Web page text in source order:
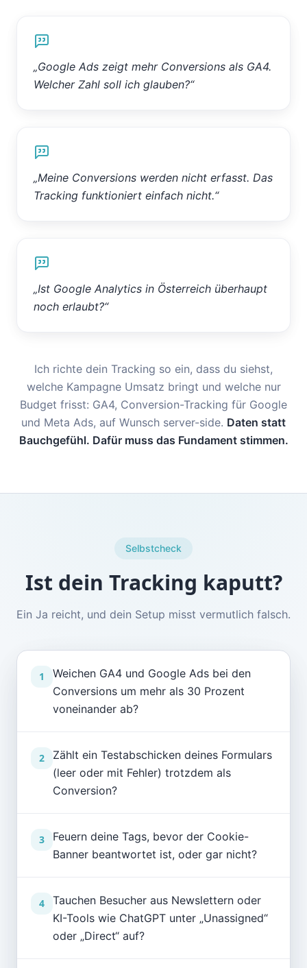
„Google Ads zeigt mehr Conversions als GA4.
Welcher Zahl soll ich glauben?“
„Meine Conversions werden nicht erfasst. Das
Tracking funktioniert einfach nicht.“
„Ist Google Analytics in Österreich überhaupt
noch erlaubt?“
Ich richte dein Tracking so ein, dass du siehst,
welche Kampagne Umsatz bringt und welche nur
Budget frisst: GA4, Conversion-Tracking für Google
und Meta Ads, auf Wunsch server-side. Daten statt
Bauchgefühl. Dafür muss das Fundament stimmen.
Selbstcheck
Ist dein Tracking kaputt?
Ein Ja reicht, und dein Setup misst vermutlich falsch.
1
Weichen GA4 und Google Ads bei den
Conversions um mehr als 30 Prozent
voneinander ab?
2
Zählt ein Testabschicken deines Formulars
(leer oder mit Fehler) trotzdem als
Conversion?
3
Feuern deine Tags, bevor der Cookie-
Banner beantwortet ist, oder gar nicht?
4
Tauchen Besucher aus Newslettern oder
KI-Tools wie ChatGPT unter „Unassigned“
oder „Direct“ auf?